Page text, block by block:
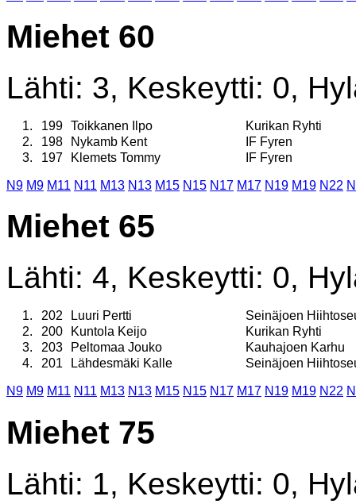
Miehet 60
Lähti: 3, Keskeytti: 0,
1. 199 Toikkanen Ilpo
Kurikan Ryhti
2.
198 Nykamb Kent
IF Fyren
3.
197 Klemets Tommy IF Fyren
N9 M9 M11 N11 M13 N13 M15 N15 N17 M17 N19 M19 N22 N
Miehet 65
Lähti: 4, Keskeytti: 0,
1. 202 Luuri Pertti
Seinäjoen
2.
200 Kuntola Keijo
Kurikan Ryhti
3.
203 Peltomaa Jouko
Kauhajoen Karhu
4.
201 Lähdesmäki Kalle Seinäjoen
N9 M9 M11 N11 M13 N13 M15 N15 N17 M17 N19 M19 N22 N
Miehet 75
Lähti: 1, Keskeytti: 0,